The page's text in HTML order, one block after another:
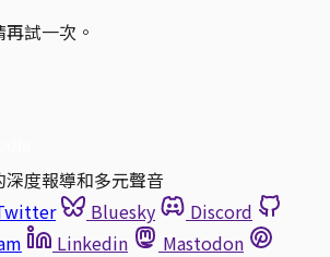
試一次。
度報導和多元聲音
Bluesky
Discord
Linkedin
Mastodon